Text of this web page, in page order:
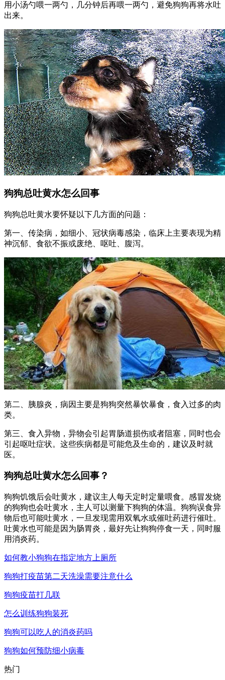
用小汤勺喂一两勺，几分钟后再喂一两勺，避免狗狗再将水吐
出来。
狗狗总吐黄水怎么回事
狗狗总吐黄水要怀疑以下几方面的问题：
第一、传染病，如细小、冠状病毒感染，临床上主要表现为精
神沉郁、食欲不振或废绝、呕吐、腹泻。
第二、胰腺炎，病因主要是狗狗突然暴饮暴食，食入过多的肉
类。
第三、食入异物，异物会引起胃肠道损伤或者阻塞，同时也会
引起呕吐症状。这些疾病都是可能危及生命的，建议及时就
医。
狗狗总吐黄水怎么回事？
狗狗饥饿后会吐黄水，建议主人每天定时定量喂食。感冒发烧
的狗狗也会吐黄水，主人可以测量下狗狗的体温。狗狗误食异
物后也可能吐黄水，一旦发现需用双氧水或催吐药进行催吐。
吐黄水也可能是因为肠胃炎，最好先让狗狗停食一天，同时服
用消炎药。
如何教小狗狗在指定地方上厕所
狗狗打疫苗第二天洗澡需要注意什么
狗狗疫苗打几联
怎么训练狗狗装死
狗狗可以吃人的消炎药吗
狗狗如何预防细小病毒
热门